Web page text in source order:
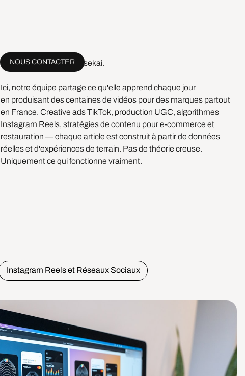
NOUS CONTACTER
Bienvenue sur le blog Esekai.
Ici, notre équipe partage ce qu'elle apprend chaque jour
en produisant des centaines de vidéos pour des marques partout
en France. Creative ads TikTok, production UGC, algorithmes
Instagram Reels, stratégies de contenu pour e-commerce et
restauration — chaque article est construit à partir de données
réelles et d'expériences de terrain. Pas de théorie creuse.
Uniquement ce qui fonctionne vraiment.
Instagram Reels et Réseaux Sociaux